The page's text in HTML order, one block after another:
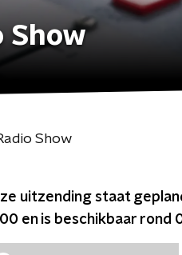
Show
Show
uitzending staat
en is beschikbaar rond